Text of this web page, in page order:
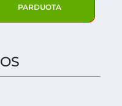
PARDUOTA